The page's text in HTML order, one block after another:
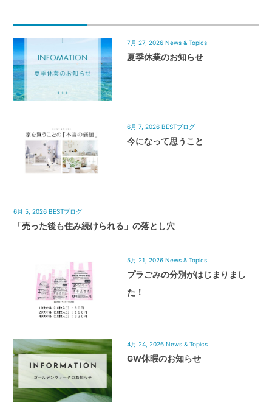
7月 27, 2026 News & Topics
夏季休業のお知らせ
6月 7, 2026 BESTブログ
今になって思うこと
6月 5, 2026 BESTブログ
「売った後も住み続けられる」の落とし穴
5月 21, 2026 News & Topics
プラごみの分別がはじまりまし
た！
4月 24, 2026 News & Topics
GW休暇のお知らせ